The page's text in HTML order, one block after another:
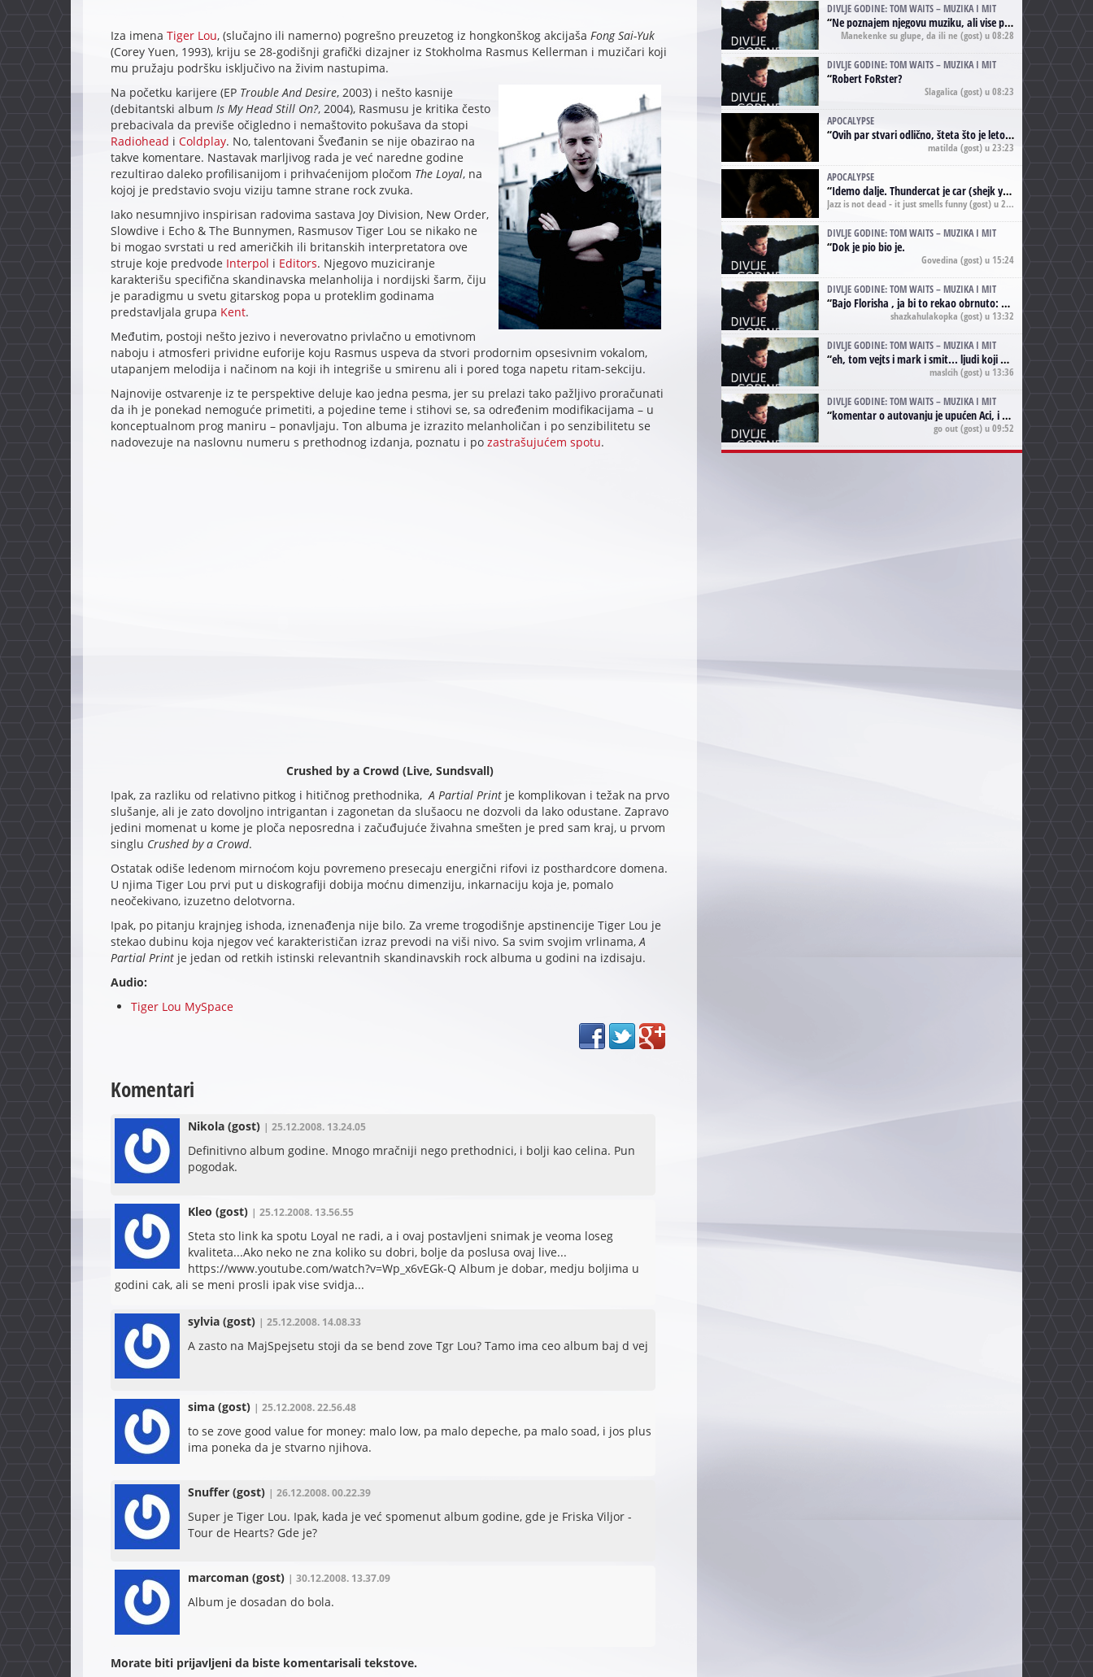
Iza imena Tiger Lou, (slučajno ili namerno) pogrešno preuzetog iz hongkonškog akcijaša Fong Sai-Yuk
(Corey Yuen, 1993), kriju se 28-godišnji grafički dizajner iz Stokholma Rasmus Kellerman i muzičari koji
mu pružaju podršku isključivo na živim nastupima.
Na početku karijere (EP Trouble And Desire, 2003) i nešto kasnije
(debitantski album Is My Head Still On?, 2004), Rasmusu je kritika često
prebacivala da previše očigledno i nemaštovito pokušava da stopi
Radiohead i Coldplay. No, talentovani Šveđanin se nije obazirao na
takve komentare. Nastavak marljivog rada je već naredne godine
rezultirao daleko profilisanijom i prihvaćenijom pločom The Loyal, na
kojoj je predstavio svoju viziju tamne strane rock zvuka.
Iako nesumnjivo inspirisan radovima sastava Joy Division, New Order,
Slowdive i Echo & The Bunnymen, Rasmusov Tiger Lou se nikako ne
bi mogao svrstati u red američkih ili britanskih interpretatora ove
struje koje predvode Interpol i Editors. Njegovo muziciranje
karakterišu specifična skandinavska melanholija i nordijski šarm, čiju
je paradigmu u svetu gitarskog popa u proteklim godinama
predstavljala grupa Kent.
Međutim, postoji nešto jezivo i neverovatno privlačno u emotivnom
naboju i atmosferi prividne euforije koju Rasmus uspeva da stvori prodornim opsesivnim vokalom,
utapanjem melodija i načinom na koji ih integriše u smirenu ali i pored toga napetu ritam-sekciju.
Najnovije ostvarenje iz te perspektive deluje kao jedna pesma, jer su prelazi tako pažljivo proračunati
da ih je ponekad nemoguće primetiti, a pojedine teme i stihovi se, sa određenim modifikacijama – u
konceptualnom prog maniru – ponavljaju. Ton albuma je izrazito melanholičan i po senzibilitetu se
nadovezuje na naslovnu numeru s prethodnog izdanja, poznatu i po zastrašujućem spotu.
Crushed by a Crowd (Live, Sundsvall)
Ipak, za razliku od relativno pitkog i hitičnog prethodnika,A Partial Printje komplikovan i težak na prvo
slušanje, ali je zato dovoljno intrigantan i zagonetan da slušaocu ne dozvoli da lako odustane. Zapravo
jedini momenat u kome je ploča neposredna i začuđujuće živahna smešten je pred sam kraj, u prvom
singlu Crushed by a Crowd.
Ostatak odiše ledenom mirnoćom koju povremeno presecaju energični rifovi iz posthardcore domena.
U njima Tiger Lou prvi put u diskografiji dobija moćnu dimenziju, inkarnaciju koja je, pomalo
neočekivano, izuzetno delotvorna.
Ipak, po pitanju krajnjeg ishoda, iznenađenja nije bilo. Za vreme trogodišnje apstinencije Tiger Lou je
stekao dubinu koja njegov već karakterističan izraz prevodi na viši nivo. Sa svim svojim vrlinama,A
Partial Printje jedan od retkih istinski relevantnih skandinavskih rock albuma u godini na izdisaju.
Audio:
Tiger Lou MySpace
Komentari
Nikola(gost) | 25.12.2008. 13.24.05
Definitivno album godine. Mnogo mračniji nego prethodnici, i bolji kao celina. Pun
pogodak.
Kleo (gost) | 25.12.2008. 13.56.55
Steta sto link ka spotu Loyal ne radi, a i ovaj postavljeni snimak je veoma loseg
kvaliteta...Ako neko ne zna koliko su dobri, bolje da poslusa ovaj live...
https://www.youtube.com/watch?v=Wp_x6vEGk-Q Album je dobar, medju boljima u
godini cak, ali se meni prosli ipak vise svidja...
sylvia(gost) | 25.12.2008. 14.08.33
A zasto na MajSpejsetu stoji da se bend zove Tgr Lou? Tamo ima ceo album baj d vej
sima(gost) | 25.12.2008. 22.56.48
to se zove good value for money: malo low, pa malo depeche, pa malo soad, i jos plus
ima poneka da je stvarno njihova.
Snuffer(gost) | 26.12.2008. 00.22.39
Super je Tiger Lou. Ipak, kada je već spomenut album godine, gde je Friska Viljor -
Tour de Hearts? Gde je?
marcoman(gost) | 30.12.2008. 13.37.09
Album je dosadan do bola.
Morate biti prijavljeni da biste komentarisali tekstove.
DIVLJE GODINE: TOM WAITS – MUZIKA I MIT
“Ne poznajem njegovu muziku, ali vise puta nego sto sam to zazeleo gledao sam njegove umjetnicke slike na raznim stranama interneta. Te stoga zakljucujem da je Tom Waits Lady Gaga muzike namrstenih, ma
Manekenke su glupe, da ili ne (gost) u 08:28
DIVLJE GODINE: TOM WAITS – MUZIKA I MIT
“Robert FoRster?
Slagalica (gost) u 08:23
APOCALYPSE
“Ovih par stvari odlično, šteta što je leto pri kraju, a kaput koji te vervoatno podseća na pirotski ćilim je iz tradicije Navaho indijanaca ;)
matilda (gost) u 23:23
APOCALYPSE
“Idemo dalje. Thundercat je car (shejk yerbuti )!
Jazz is not dead - it just smells funny(gost) u 20:11
DIVLJE GODINE: TOM WAITS – MUZIKA I MIT
“Dok je pio bio je.
Govedina (gost) u 15:24
DIVLJE GODINE: TOM WAITS – MUZIKA I MIT
“Bajo Florisha , ja bi to rekao obrnuto: Beefheart je za Waitsa, isto sto i Hendrix za Lenny Kravitza
shazkahulakopka (gost) u 13:32
DIVLJE GODINE: TOM WAITS – MUZIKA I MIT
“eh, tom vejts i mark i smit... ljudi koji bi muzici više doprineli da su radili kao vozači tramvaja u gsp-u.
maslcih(gost) u 13:36
DIVLJE GODINE: TOM WAITS – MUZIKA I MIT
“komentar o autovanju je upućen Aci, i odnosi se na ono drugo autovanje...'senzualnost Waitsa' ;)
go out(gost) u 09:52